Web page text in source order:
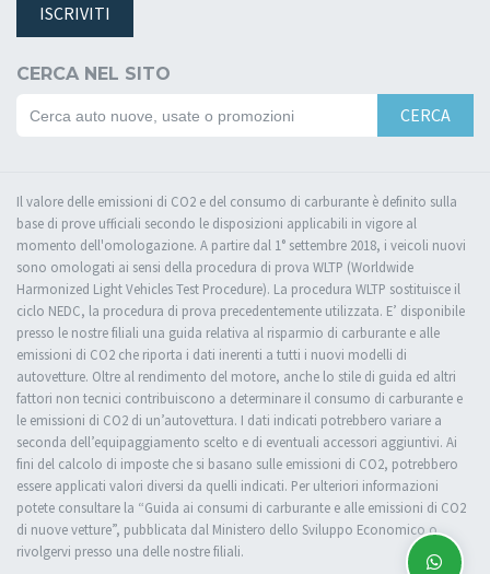
ISCRIVITI
CERCA NEL SITO
CERCA
Il valore delle emissioni di CO2 e del consumo di carburante è definito sulla
base di prove ufficiali secondo le disposizioni applicabili in vigore al
momento dell'omologazione. A partire dal 1° settembre 2018, i veicoli nuovi
sono omologati ai sensi della procedura di prova WLTP (Worldwide
Harmonized Light Vehicles Test Procedure). La procedura WLTP sostituisce il
ciclo NEDC, la procedura di prova precedentemente utilizzata. E’ disponibile
presso le nostre filiali una guida relativa al risparmio di carburante e alle
emissioni di CO2 che riporta i dati inerenti a tutti i nuovi modelli di
autovetture. Oltre al rendimento del motore, anche lo stile di guida ed altri
fattori non tecnici contribuiscono a determinare il consumo di carburante e
le emissioni di CO2 di un’autovettura. I dati indicati potrebbero variare a
seconda dell’equipaggiamento scelto e di eventuali accessori aggiuntivi. Ai
fini del calcolo di imposte che si basano sulle emissioni di CO2, potrebbero
essere applicati valori diversi da quelli indicati. Per ulteriori informazioni
potete consultare la “Guida ai consumi di carburante e alle emissioni di CO2
di nuove vetture”, pubblicata dal Ministero dello Sviluppo Economico o
rivolgervi presso una delle nostre filiali.